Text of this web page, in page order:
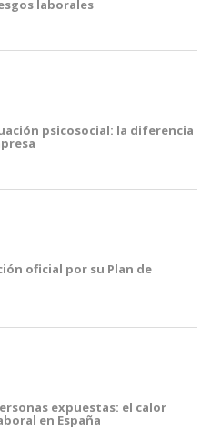
laborales
psicosocial: la diferencia
oficial por su Plan de
expuestas: el calor
en España